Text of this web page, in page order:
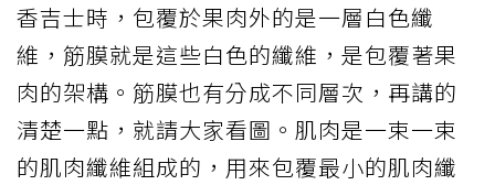
香吉士時，包覆於果肉外的是一層白色纖
維，筋膜就是這些白色的纖維，是包覆著果
肉的架構。筋膜也有分成不同層次，再講的
清楚一點，就請大家看圖。肌肉是一束一束
的肌肉纖維組成的，用來包覆最小的肌肉纖